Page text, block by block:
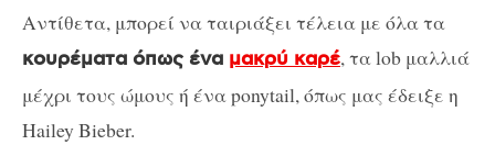
Αντίθετα, μπορεί να ταιριάξει τέλεια με όλα τα
κουρέματα όπως ένα μακρύ καρέ, τα lob μαλλιά
μέχρι τους ώμους ή ένα ponytail, όπως μας έδειξε η
Hailey Bieber.